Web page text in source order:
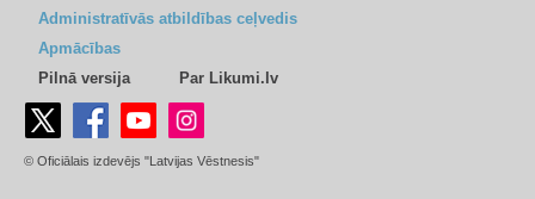
Administratīvās atbildības ceļvedis
Apmācības
Pilnā versija
Par Likumi.lv
© Oficiālais izdevējs "Latvijas Vēstnesis"